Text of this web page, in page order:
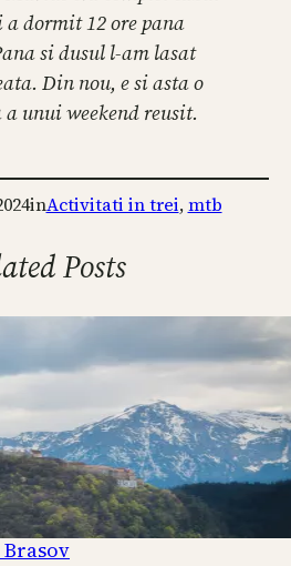
dormit 12 ore pana
si dusul l-am lasat
Din nou, e si asta o
unui weekend reusit.
inActivitati in trei, mtb
Posts